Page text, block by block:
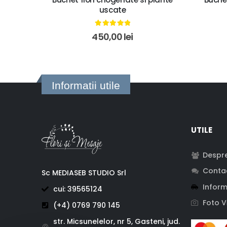
uscate
5.00out of 5
450,00lei
Informatii utile
Sc MEDIASEB STUDIO Srl
cui: 39565124
(+4) 0769 790 145
str. Micsunelelor, nr 5, Gasteni, jud.
UTILE
Foto